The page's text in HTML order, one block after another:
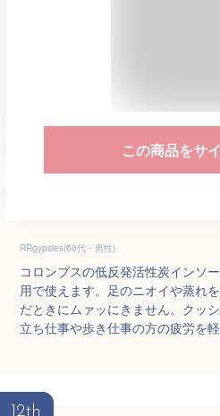
この商品をサ
RRgypsies(60代・男性)
コロンブスの低反発活性炭インソ
用で使えます。足のニオイや蒸れ
だときにムァッにきません。クッ
立ち仕事や歩き仕事の方の疲労を軽
12th